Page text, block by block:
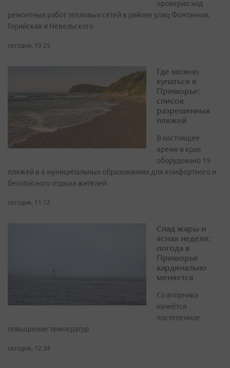
проверил ход
ремонтных работ тепловых сетей в районе улиц Фонтанная,
Горийская и Невельского
сегодня, 10:25
Где можно
купаться в
Приморье:
список
разрешенных
пляжей
В настоящее
время в крае
оборудовано 19
пляжей в 6 муниципальных образованиях для комфортного и
безопасного отдыха жителей
сегодня, 11:12
Спад жары и
ясная неделя:
погода в
Приморье
кардинально
меняется
Со вторника
начнётся
постепенное
повышение температур
сегодня, 12:34